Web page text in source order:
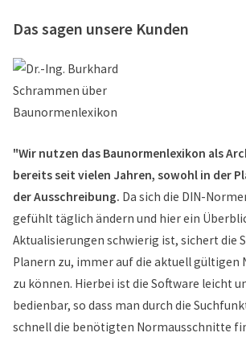
Das sagen unsere Kunden
"Wir nutzen das Baunormenlexikon als
bereits seit vielen Jahren, sowohl in der
der Ausschreibung. Da sich die DIN-
gefühlt täglich ändern und hier ein
Aktualisierungen schwierig ist, sichert die
Planern zu, immer auf die aktuell gültigen
zu können. Hierbei ist die Software leicht
bedienbar, so dass man durch die
schnell die benötigten Normausschnitte